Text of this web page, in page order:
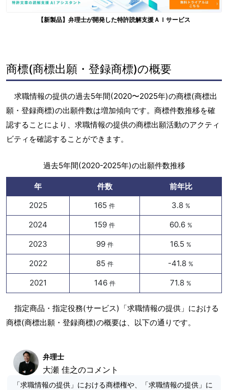
【新製品】弁理士が開発した特許読解支援ＡＩサービス
商標(商標出願・登録商標)の概要
求職情報の提供の過去5年間(2020〜2025年)の商標(商標出
願・登録商標)の出願件数は増加傾向です。商標件数推移を確
認することにより、求職情報の提供の商標出願活動のアクティ
ビティを確認することができます。
過去5年間(2020-2025年)の出願件数推移
年 件数
前年比
2025
165 件 3.8 %
2024 159 件 60.6 %
2023 99 件 16.5 %
2022 85 件 -41.8 %
2021 146 件 71.8 %
指定商品・指定役務(サービス)「求職情報の提供」における
商標(商標出願・登録商標)の概要は、以下の通りです。
弁理士
大瀬 佳之のコメント
「求職情報の提供」における商標権や、「求職情報の提供」に